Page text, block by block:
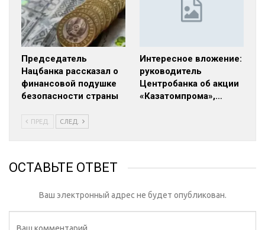
Председатель
Нацбанка рассказал о
финансовой подушке
безопасности страны
Интересное вложение:
руководитель
Центробанка об акции
«Казатомпрома»,…
ПРЕД. СЛЕД.
ОСТАВЬТЕ ОТВЕТ
Ваш электронный адрес не будет опубликован.